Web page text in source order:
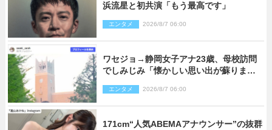
浜流星と初共演「もう最高です」
エンタメ 2026/8/7 06:00
ワセジョ→静岡女子アナ23歳、母校訪問
でしみじみ「懐かしい思い出が蘇りまし
エンタメ 2026/8/7 06:00
171cm“人気ABEMAアナウンサー”の抜群